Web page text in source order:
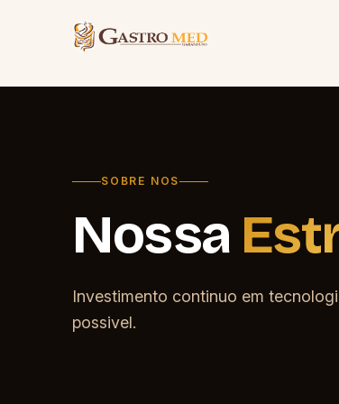
SOBRE NOS
Nossa
Investimento continuo em
possivel.